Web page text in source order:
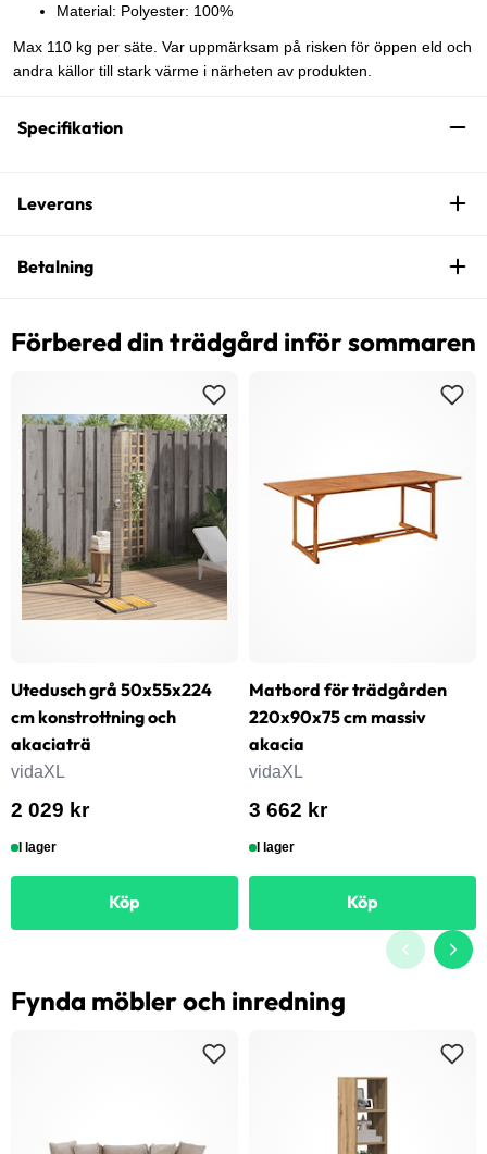
Material: Polyester: 100%
Max 110 kg per säte. Var uppmärksam på risken för öppen eld och
andra källor till stark värme i närheten av produkten.
Specifikation
Leverans
Betalning
Förbered din trädgård inför sommaren
Utedusch grå 50x55x224
cm konstrottning och
akaciaträ
vidaXL
2 029 kr
I lager
Köp
Matbord för trädgården
220x90x75 cm massiv
akacia
vidaXL
3 662 kr
I lager
Köp
Fynda möbler och inredning